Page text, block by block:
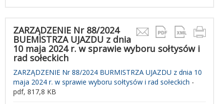
ZARZĄDZENIE Nr 88/2024
BUEMISTRZA UJAZDU z dnia
10 maja 2024 r. w sprawie wyboru sołtysów i
rad sołeckich
ZARZĄDZENIE Nr 88/2024 BURMISTRZA UJAZDU z dnia 10
maja 2024 r. w sprawie wyboru sołtysów i rad sołeckich -
pdf, 817,8 KB